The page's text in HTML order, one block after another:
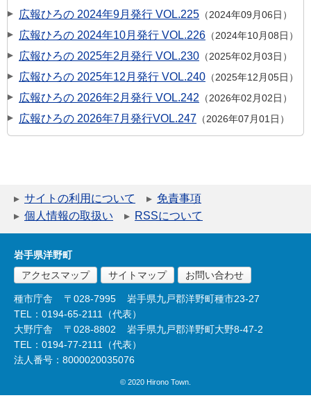
広報ひろの 2024年9月発行 VOL.225 2024年09月06日
広報ひろの 2024年10月発行 VOL.226 2024年10月08日
広報ひろの 2025年2月発行 VOL.230 2025年02月03日
広報ひろの 2025年12月発行 VOL.240 2025年12月05日
広報ひろの 2026年2月発行 VOL.242 2026年02月02日
広報ひろの 2026年7月発行VOL.247 2026年07月01日
サイトの利用について
免責事項
個人情報の取扱い
RSSについて
岩手県洋野町
アクセスマップ
サイトマップ お問い合わせ
種市庁舎 〒028-7995
岩手県九戸郡洋野町種市23-27
TEL：0194-65-2111（代表）
大野庁舎
〒028-8802
岩手県九戸郡洋野町大野8-47-2
TEL：0194-77-2111（代表）
法人番号：8000020035076
© 2020 Hirono Town.